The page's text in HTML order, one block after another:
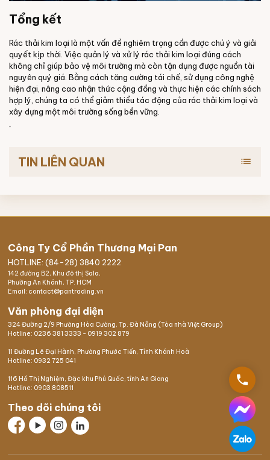
Tổng kết
Rác thải kim loại là một vấn đề nghiêm trọng cần được chú ý và giải
quyết kịp thời. Việc quản lý và xử lý rác thải kim loại đúng cách
không chỉ giúp bảo vệ môi trường mà còn tận dụng được nguồn tài
nguyên quý giá. Bằng cách tăng cường tái chế, sử dụng công nghệ
hiện đại, nâng cao nhận thức cộng đồng và thực hiện các chính sách
hợp lý, chúng ta có thể giảm thiểu tác động của rác thải kim loại và
xây dựng một môi trường sống bền vững.
TIN LIÊN QUAN list
Công Ty Cổ Phần Thương Mại Pan
HOTLINE: (84-28) 3840 2222
142 đường B2, Khu đô thị Sala,
Phường An Khánh, TP. HCM
Email: contact@pantrading.vn
Văn phòng đại diện
324 Đường 2/9 Phường Hòa Cường, Tp. Đà Nẵng (Tòa nhà Việt Group)
Hotline: 0236 381 3333 - 0919 302 879
11 Đường Lê Đại Hành, Phường Phước Tiến, Tỉnh Khánh Hoà
Hotline: 0932 725 041
116 Hồ Thị Nghiệm, Đặc khu Phú Quốc, tỉnh An Giang
Hotline: 0903 808511
Theo dõi chúng tôi
phone